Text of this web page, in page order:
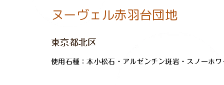
ヌーヴェル赤羽台団地
東京都北区
使用石種：本小松石・アルゼンチン斑岩・スノーホ